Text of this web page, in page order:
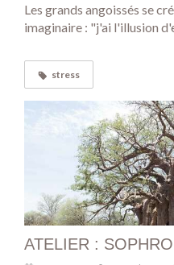
Les grands angoissés se
imaginaire : "j'ai l'illusion
stress
ATELIER :